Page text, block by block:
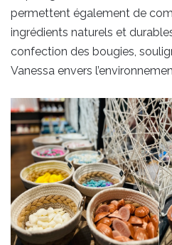
permettent également de
ingrédients naturels et
confection des bougies,
Vanessa envers